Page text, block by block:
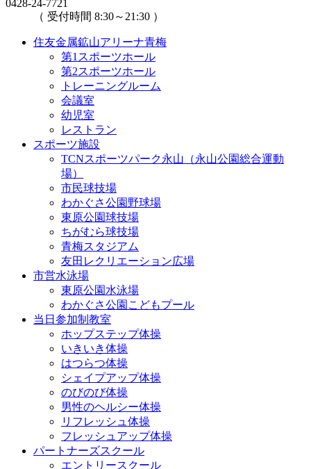
0428-24-7721
（ 受付時間 8:30～21:30 ）
住友金属鉱山アリーナ青梅
第1スポーツホール
第2スポーツホール
トレーニングルーム
会議室
幼児室
レストラン
スポーツ施設
TCNスポーツパーク永山（永山公園総合運動
場）
市民球技場
わかぐさ公園野球場
東原公園球技場
ちがむら球技場
青梅スタジアム
友田レクリエーション広場
市営水泳場
東原公園水泳場
わかぐさ公園こどもプール
当日参加制教室
ホップステップ体操
いきいき体操
はつらつ体操
シェイプアップ体操
のびのび体操
男性のヘルシー体操
リフレッシュ体操
フレッシュアップ体操
パートナーズスクール
エントリースクール